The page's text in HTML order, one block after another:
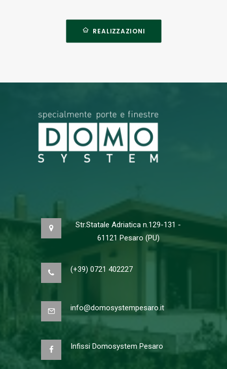
REALIZZAZIONI
Str.Statale Adriatica n.129-131 -
61121 Pesaro (PU)
(+39) 0721 402227
info@domosystempesaro.it
Infissi Domosystem Pesaro